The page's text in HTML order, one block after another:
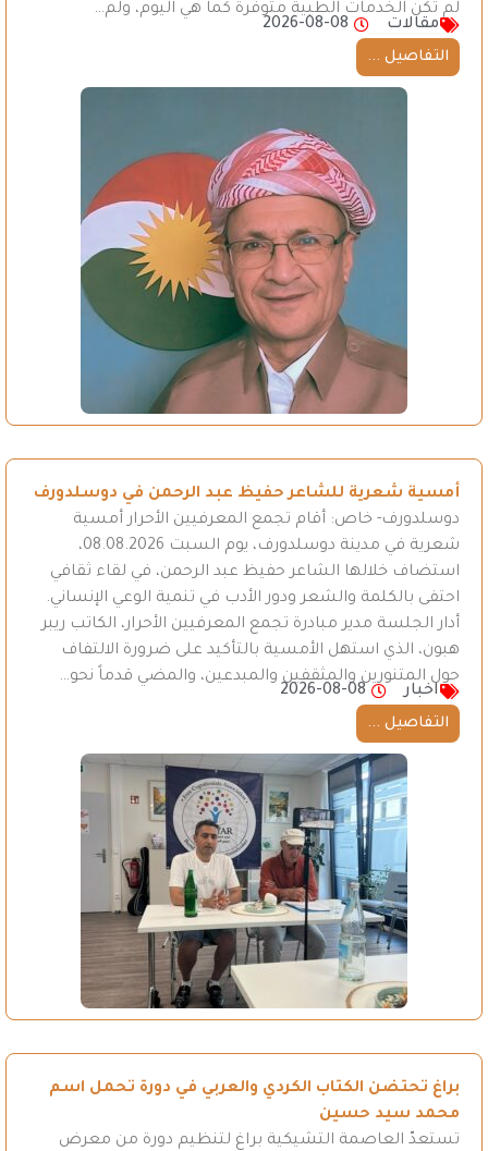
لم تكن الخدمات الطبية متوفرة كما هي اليوم، ولم…
مقالات
2026-08-08
التفاصيل ...
أمسية شعرية للشاعر حفيظ عبد الرحمن في دوسلدورف
دوسلدورف- خاص: أقام تجمع المعرفيين الأحرار أمسية
شعرية في مدينة دوسلدورف، يوم السبت 08.08.2026،
استضاف خلالها الشاعر حفيظ عبد الرحمن، في لقاء ثقافي
احتفى بالكلمة والشعر ودور الأدب في تنمية الوعي الإنساني.
أدار الجلسة مدير مبادرة تجمع المعرفيين الأحرار، الكاتب ريبر
هبون، الذي استهل الأمسية بالتأكيد على ضرورة الالتفاف
حول المتنورين والمثقفين والمبدعين، والمضي قدماً نحو…
اخبار
2026-08-08
التفاصيل ...
براغ تحتضن الكتاب الكردي والعربي في دورة تحمل اسم
محمد سيد حسين
تستعدّ العاصمة التشيكية براغ لتنظيم دورة من معرض